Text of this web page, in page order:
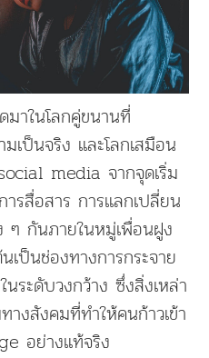
มาในโลกคู่ขนานที่
เป็นจริง และโลกเสมือน
media จากจุดเริ่ม
รสื่อสาร การแลกเปลี่ยน
ๆ กันภายในหมู่เพื่อนฝูง
เป็นช่องทางการกระจาย
ระดับวงกว้าง ซึ่งสิ่งเหล่า
งสังคมที่ทำให้คนก้าวเข้า
อย่างแท้จริง